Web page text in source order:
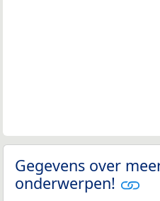
Gegevens over
onderwerpen!